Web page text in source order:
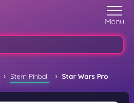
Menu
› Stern Pinball › Star Wars Pro